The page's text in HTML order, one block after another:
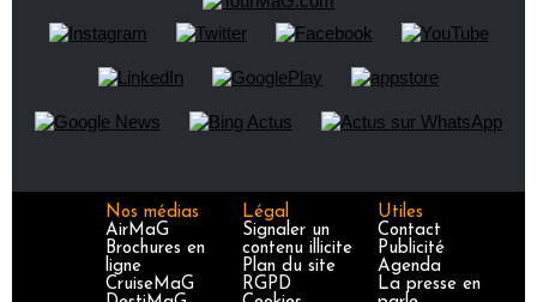
Nos médias
AirMaG
Brochures en
ligne
CruiseMaG
Légal
Signaler un
contenu illicite
Plan du site
RGPD
Utiles
Contact
Publicité
Agenda
La presse en